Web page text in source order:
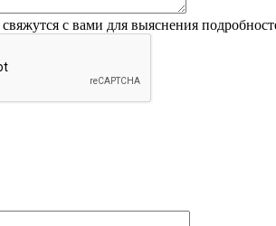
с вами для выяснения